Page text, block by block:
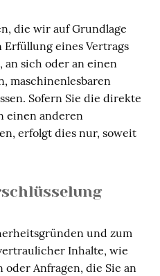
die wir auf Grundlage
eines Vertrags
sich oder an einen
maschinenlesbaren
Sofern Sie die direkte
einen anderen
erfolgt dies nur, soweit
und zum
Inhalte, wie
oder Anfragen, die Sie an